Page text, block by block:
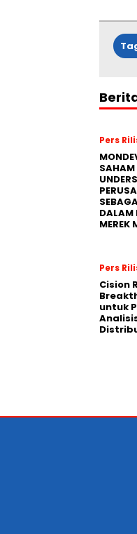
Pers
DALAM
MEREK
Pers
Cision
untuk